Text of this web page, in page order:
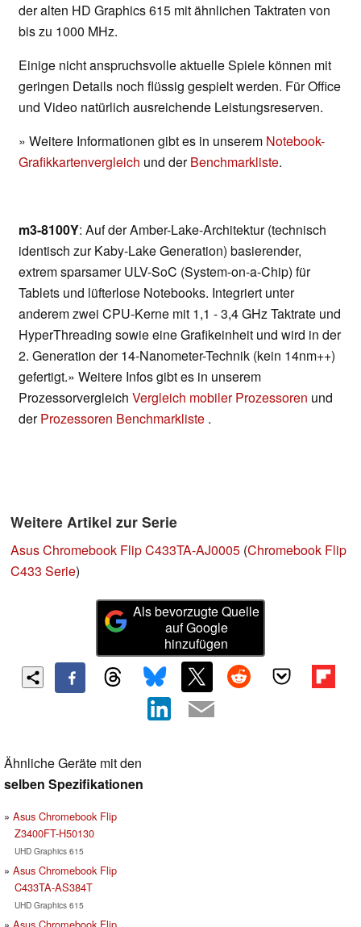
der alten HD Graphics 615 mit ähnlichen Taktraten von
bis zu 1000 MHz.
Einige nicht anspruchsvolle aktuelle Spiele können mit
geringen Details noch flüssig gespielt werden. Für Office
und Video natürlich ausreichende Leistungsreserven.
» Weitere Informationen gibt es in unserem Notebook-
Grafikkartenvergleich und derBenchmarkliste.
m3-8100Y: Auf der Amber-Lake-Architektur (technisch
identisch zur Kaby-Lake Generation) basierender,
extrem sparsamer ULV-SoC (System-on-a-Chip) für
Tablets und lüfterlose Notebooks. Integriert unter
anderem zwei CPU-Kerne mit 1,1 - 3,4 GHz Taktrate und
HyperThreading sowie eine Grafikeinheit und wird in der
2. Generation der 14-Nanometer-Technik (kein 14nm++)
gefertigt.» Weitere Infos gibt es in unserem
Prozessorvergleich Vergleich mobiler Prozessoren und
derProzessoren Benchmarkliste .
Weitere Artikel zur Serie
Asus Chromebook Flip C433TA-AJ0005 (Chromebook Flip
C433 Serie)
Als bevorzugte Quelle
auf Google
hinzufügen
Ähnliche Geräte mit den
selben Spezifikationen
Asus Chromebook Flip
Z3400FT-H50130
UHD Graphics 615
Asus Chromebook Flip
C433TA-AS384T
UHD Graphics 615